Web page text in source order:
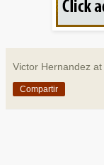
Victor Hernandez at
Compartir